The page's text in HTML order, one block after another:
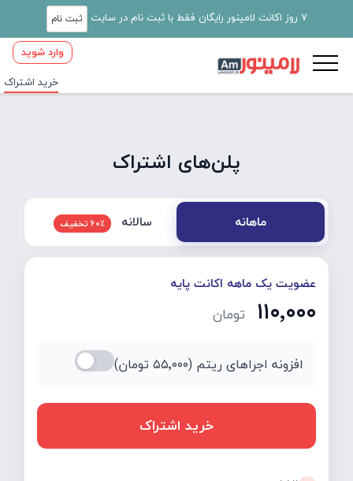
7 روز اکانت لامینور رایگان فقط با ثبت نام در سایت ثبت نام
وارد شوید
خرید اشتراک
پلن‌های اشتراک
ماهانه سالانه 60٪ تخفیف
عضویت یک ماهه اکانت پایه
۱۱۰٬۰۰۰ تومان
افزونه اجراهای ریتم (۵۵٬۰۰۰تومان)
خرید اشتراک